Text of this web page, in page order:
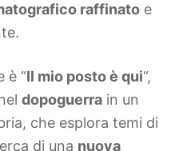
raffinato e
è “Il mio posto è qui“,
dopoguerra in un
che esplora temi di
di una nuova